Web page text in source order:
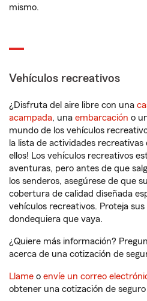
mismo.
Vehículos recreativos
¿Disfruta del aire libre con una
acampada, una embarcación o
mundo de los vehículos
la lista de actividades
ellos! Los vehículos recreativos
aventuras, pero antes de que
los senderos, asegúrese de que
cobertura de calidad diseñada
vehículos recreativos. Proteja
dondequiera que vaya.
¿Quiere más información?
acerca de una cotización de
Llame o envíe un correo
obtener una cotización de